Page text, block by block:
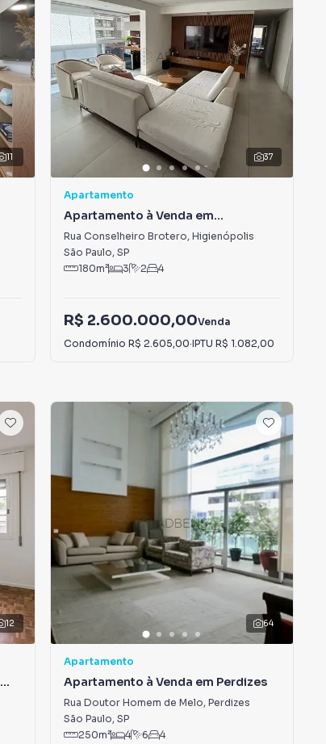
11 37
Apartamento
Apartamento à Venda em
Higienópolis
Rua Conselheiro Brotero, Higienópolis
São Paulo, SP
180m² 3 2 4
R$ 2.600.000,00Venda
Condomínio R$ 2.605,00·IPTU R$ 1.082,00
12 64
Apartamento
Apartamento à Venda em Perdizes
Rua Doutor Homem de Melo, Perdizes
São Paulo, SP
250m² 4 6 4